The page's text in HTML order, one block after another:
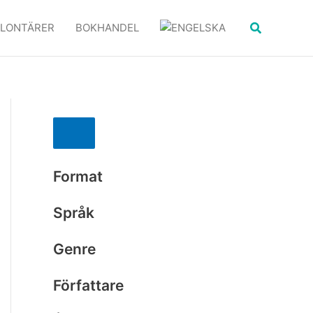
BOKHANDEL Sök
Format
Språk
Genre
Författare